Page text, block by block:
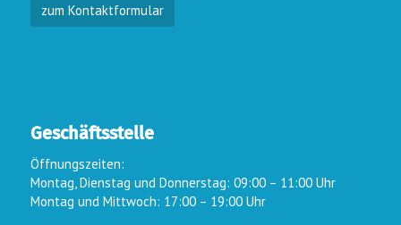
zum Kontaktformular
Geschäftsstelle
Öffnungszeiten:
Montag, Dienstag und Donnerstag: 09:00 – 11:00 Uhr
Montag und Mittwoch: 17:00 – 19:00 Uhr